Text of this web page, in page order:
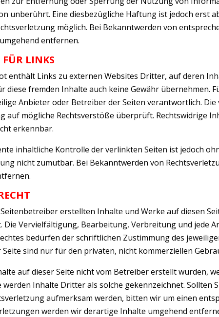
unberührt. Eine diesbezügliche Haftung ist jedoch erst
möglich. Bei Bekanntwerden von
entfernen.
LINKS
enthält Links zu externen Websites Dritter, auf deren
diese fremden Inhalte auch keine Gewähr übernehmen.
Anbieter oder Betreiber der Seiten verantwortlich.
auf mögliche Rechtsverstöße überprüft. Rechtswidrige
erkennbar.
inhaltliche Kontrolle der verlinkten Seiten ist jedoch
nicht zumutbar. Bei Bekanntwerden von
erstellten Inhalte und Werke auf diesen
Die Vervielfältigung, Bearbeitung, Verbreitung und jede
bedürfen der schriftlichen Zustimmung des
Seite sind nur für den privaten, nicht kommerziellen
auf dieser Seite nicht vom Betreiber erstellt wurden,
werden Inhalte Dritter als solche gekennzeichnet. Sollten
aufmerksam werden, bitten wir um einen
werden wir derartige Inhalte umgehend